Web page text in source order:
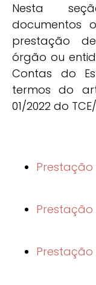
Nesta
documentos
prestação
órgão ou
Contas do
termos do
01/2022 do
Prestação
Prestação
Prestação